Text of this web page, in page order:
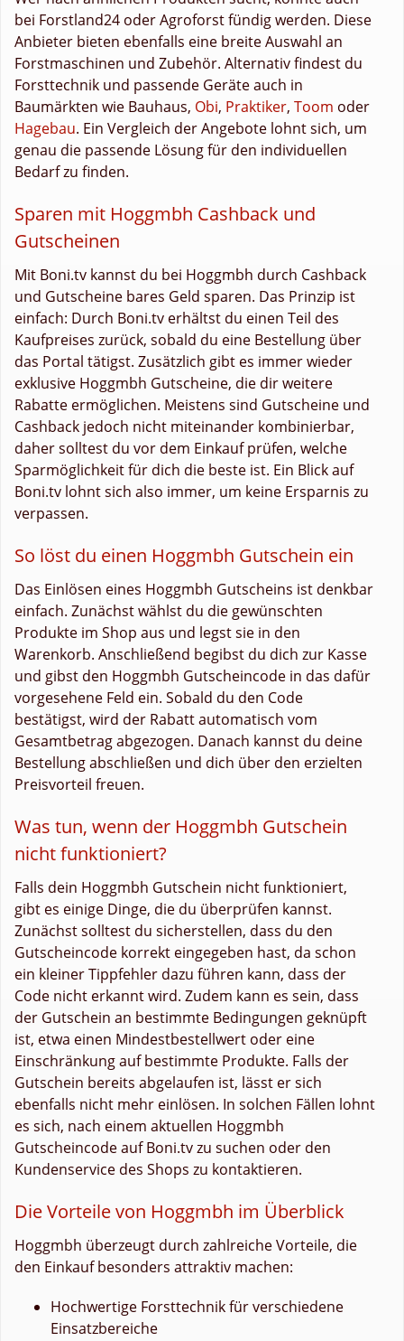
bei Forstland24 oder Agroforst fündig werden. Diese
Anbieter bieten ebenfalls eine breite Auswahl an
Forstmaschinen und Zubehör. Alternativ findest du
Forsttechnik und passende Geräte auch in
Baumärkten wie Bauhaus, Obi, Praktiker, Toom oder
Hagebau. Ein Vergleich der Angebote lohnt sich, um
genau die passende Lösung für den individuellen
Bedarf zu finden.
Sparen mit Hoggmbh Cashback und
Gutscheinen
Mit Boni.tv kannst du bei Hoggmbh durch Cashback
und Gutscheine bares Geld sparen. Das Prinzip ist
einfach: Durch Boni.tv erhältst du einen Teil des
Kaufpreises zurück, sobald du eine Bestellung über
das Portal tätigst. Zusätzlich gibt es immer wieder
exklusive Hoggmbh Gutscheine, die dir weitere
Rabatte ermöglichen. Meistens sind Gutscheine und
Cashback jedoch nicht miteinander kombinierbar,
daher solltest du vor dem Einkauf prüfen, welche
Sparmöglichkeit für dich die beste ist. Ein Blick auf
Boni.tv lohnt sich also immer, um keine Ersparnis zu
verpassen.
So löst du einen Hoggmbh Gutschein ein
Das Einlösen eines Hoggmbh Gutscheins ist denkbar
einfach. Zunächst wählst du die gewünschten
Produkte im Shop aus und legst sie in den
Warenkorb. Anschließend begibst du dich zur Kasse
und gibst den Hoggmbh Gutscheincode in das dafür
vorgesehene Feld ein. Sobald du den Code
bestätigst, wird der Rabatt automatisch vom
Gesamtbetrag abgezogen. Danach kannst du deine
Bestellung abschließen und dich über den erzielten
Preisvorteil freuen.
Was tun, wenn der Hoggmbh Gutschein
nicht funktioniert?
Falls dein Hoggmbh Gutschein nicht funktioniert,
gibt es einige Dinge, die du überprüfen kannst.
Zunächst solltest du sicherstellen, dass du den
Gutscheincode korrekt eingegeben hast, da schon
ein kleiner Tippfehler dazu führen kann, dass der
Code nicht erkannt wird. Zudem kann es sein, dass
der Gutschein an bestimmte Bedingungen geknüpft
ist, etwa einen Mindestbestellwert oder eine
Einschränkung auf bestimmte Produkte. Falls der
Gutschein bereits abgelaufen ist, lässt er sich
ebenfalls nicht mehr einlösen. In solchen Fällen lohnt
es sich, nach einem aktuellen Hoggmbh
Gutscheincode auf Boni.tv zu suchen oder den
Kundenservice des Shops zu kontaktieren.
Die Vorteile von Hoggmbh im Überblick
Hoggmbh überzeugt durch zahlreiche Vorteile, die
den Einkauf besonders attraktiv machen:
Hochwertige Forsttechnik für verschiedene
Einsatzbereiche